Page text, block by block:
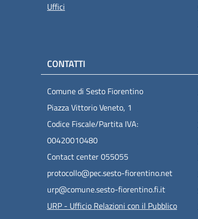
Uffici
CONTATTI
Comune di Sesto Fiorentino
Piazza Vittorio Veneto, 1
Codice Fiscale/Partita IVA:
00420010480
Contact center 055055
protocollo@pec.sesto-fiorentino.net
urp@comune.sesto-fiorentino.fi.it
URP - Ufficio Relazioni con il Pubblico